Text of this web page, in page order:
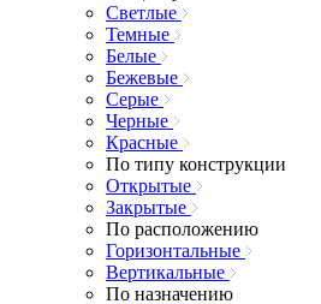
Светлые
Темные
Белые
Бежевые
Серые
Черные
Красные
По типу конструкции
Открытые
Закрытые
По расположению
Горизонтальные
Вертикальные
По назначению